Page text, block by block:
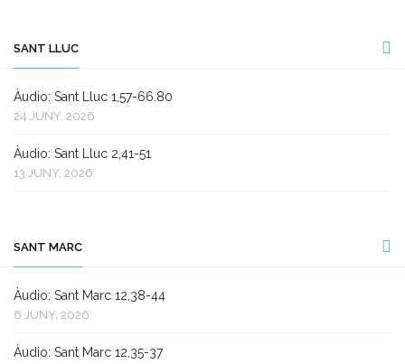
SANT LLUC
Àudio: Sant Lluc 1,57-66.80
24 JUNY, 2026
Àudio: Sant Lluc 2,41-51
13 JUNY, 2026
SANT MARC
Àudio: Sant Marc 12,38-44
6 JUNY, 2026
Àudio: Sant Marc 12,35-37